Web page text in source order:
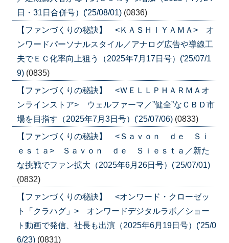
日・31日合併号）('25/08/01) (0836)
【ファンづくりの秘訣】 <ＫＡＳＨＩＹＡＭＡ> オ
ンワードパーソナルスタイル／アナログ広告や導線工
夫でＥＣ化率向上狙う（2025年7月17日号）('25/07/1
9) (0835)
【ファンづくりの秘訣】 <ＷＥＬＬＰＨＡＲＭＡオ
ンラインストア> ウェルファーマ／”健全”なＣＢＤ市
場を目指す（2025年7月3日号）('25/07/06) (0833)
【ファンづくりの秘訣】 <Ｓａｖｏｎ ｄｅ Ｓｉ
ｅｓｔａ> Ｓａｖｏｎ ｄｅ Ｓｉｅｓｔａ／新た
な挑戦でファン拡大（2025年6月26日号）('25/07/01)
(0832)
【ファンづくりの秘訣】 <オンワード・クローゼッ
ト「クラハグ」> オンワードデジタルラボ／ショー
ト動画で発信、社長も出演（2025年6月19日号）('25/0
6/23) (0831)